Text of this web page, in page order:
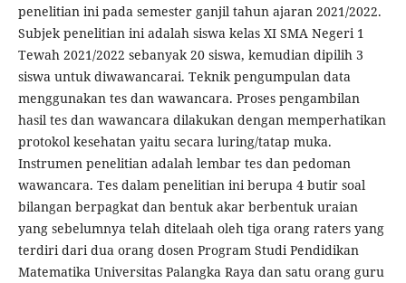
penelitian ini pada semester ganjil tahun ajaran 2021/2022.
Subjek penelitian ini adalah siswa kelas XI SMA Negeri 1
Tewah 2021/2022 sebanyak 20 siswa, kemudian dipilih 3
siswa untuk diwawancarai. Teknik pengumpulan data
menggunakan tes dan wawancara. Proses pengambilan
hasil tes dan wawancara dilakukan dengan memperhatikan
protokol kesehatan yaitu secara luring/tatap muka.
Instrumen penelitian adalah lembar tes dan pedoman
wawancara. Tes dalam penelitian ini berupa 4 butir soal
bilangan berpagkat dan bentuk akar berbentuk uraian
yang sebelumnya telah ditelaah oleh tiga orang raters yang
terdiri dari dua orang dosen Program Studi Pendidikan
Matematika Universitas Palangka Raya dan satu orang guru